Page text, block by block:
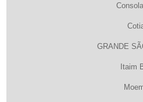
GRANDE
Itaim